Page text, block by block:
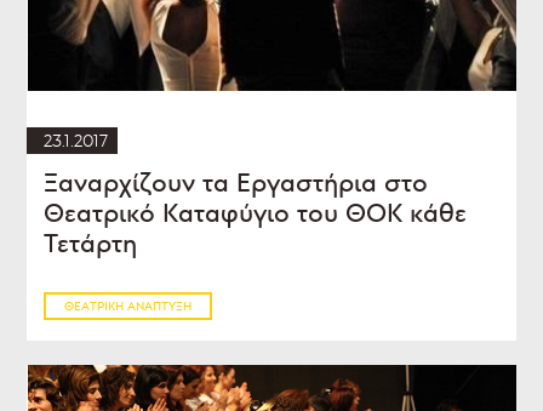
23.1.2017
Ξαναρχίζουν τα Εργαστήρια στο
Θεατρικό Καταφύγιο του ΘΟΚ κάθε
Τετάρτη
ΘΕΑΤΡΙΚΉ ΑΝΆΠΤΥΞΗ